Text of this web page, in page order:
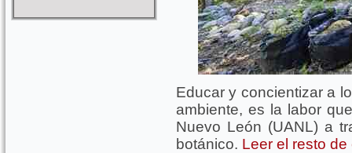
Educar y concientizar a
ambiente, es la labor
Nuevo León (UANL) a
botánico. Leer el resto